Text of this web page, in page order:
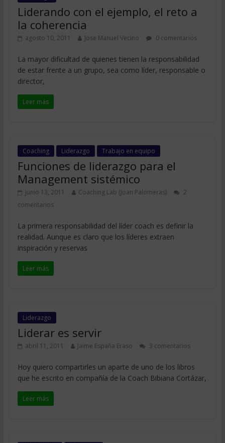
Liderando con el ejemplo, el reto a
la coherencia
agosto 10, 2011 Jose Manuel Vecino 0 comentarios
La mayor dificultad de quienes tienen la responsabilidad
de estar frente a un grupo, sea como líder, responsable o
director,
Leer más
Coaching Liderazgo Trabajo en equipo
Funciones de liderazgo para el
Management sistémico
junio 13, 2011 Coaching Lab (Joan Palomeras)
2
comentarios
La primera responsabilidad del líder coach es definir la
realidad. Aunque es claro que los líderes extraen
inspiración y reservas
Leer más
Liderazgo
Liderar es servir
abril 11, 2011 Jaime España Eraso 3 comentarios
Hoy quiero compartirles un aparte de uno de los libros
que he escrito en compañía de la Coach Bibiana Cortázar,
Leer más